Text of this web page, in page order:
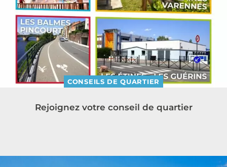
CONSEILS DE QUARTIER
Rejoignez votre conseil de quartier